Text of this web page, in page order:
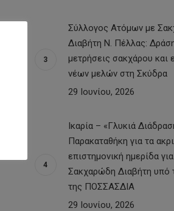
Σύλλογος Ατόμων με
Διαβήτη Ν. Πέλλας:
μετρήσεις σακχάρου και
νέων μελών στη Σκύδρα
29 Ιουνίου, 2026
Ικαρία – «Γλυκιά
Παρακαταθήκη για τα
επιστημονική ημερίδα
Σακχαρώδη Διαβήτη υπό
της ΠΟΣΣΑΣΔΙΑ
29 Ιουνίου, 2026